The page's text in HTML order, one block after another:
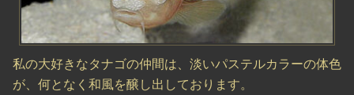
私の大好きなタナゴの仲間は、淡いパステルカラーの体色
が、何となく和風を醸し出しております。